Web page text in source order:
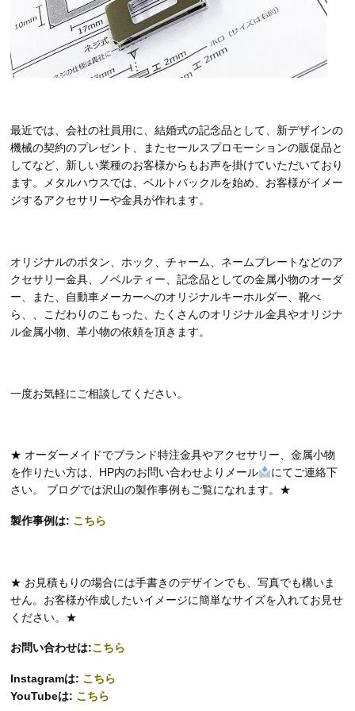
最近では、会社の社員用に、結婚式の記念品として、新デザインの
機械の契約のプレゼント、またセールスプロモーションの販促品と
してなど、新しい業種のお客様からもお声を掛けていただいており
ます。メタルハウスでは、ベルトバックルを始め、お客様がイメー
ジするアクセサリーや金具が作れます。
オリジナルのボタン、ホック、チャーム、ネームプレートなどのア
クセサリー金具、ノベルティー、記念品としての金属小物のオーダ
ー、また、自動車メーカーへのオリジナルキーホルダー、靴べ
ら、、こだわりのこもった、たくさんのオリジナル金具やオリジナ
ル金属小物、革小物の依頼を頂きます。
一度お気軽にご相談してください。
★ オーダーメイドでブランド特注金具やアクセサリー、金属小物
を作りたい方は、HP内のお問い合わせよりメール
にてご連絡下
さい。 ブログでは沢山の製作事例もご覧になれます。★
製作事例は: こちら
★ お見積もりの場合には手書きのデザインでも、写真でも構いま
せん。お客様が作成したいイメージに簡単なサイズを入れてお見せ
ください。★
お問い合わせは:こちら
Instagramは: こちら
YouTubeは: こちら